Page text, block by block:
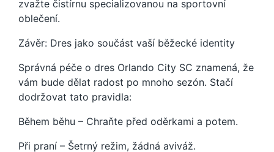
zvažte čistírnu specializovanou na sportovní
oblečení.
Závěr: Dres jako součást vaší běžecké identity
Správná péče o dres Orlando City SC znamená, že
vám bude dělat radost po mnoho sezón. Stačí
dodržovat tato pravidla:
Během běhu – Chraňte před oděrkami a potem.
Při praní – Šetrný režim, žádná aviváž.